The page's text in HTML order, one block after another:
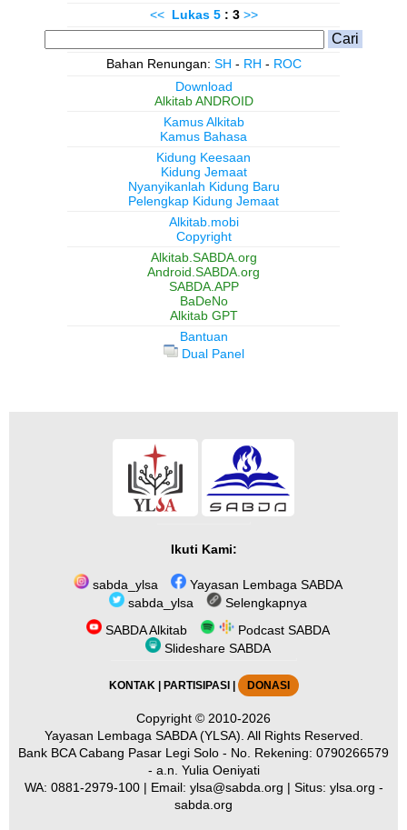
<< Lukas 5 : 3 >>
Bahan Renungan: SH - RH - ROC
Download
Alkitab ANDROID
Kamus Alkitab
Kamus Bahasa
Kidung Keesaan
Kidung Jemaat
Nyanyikanlah Kidung Baru
Pelengkap Kidung Jemaat
Alkitab.mobi
Copyright
Alkitab.SABDA.org
Android.SABDA.org
SABDA.APP
BaDeNo
Alkitab GPT
Bantuan
Dual Panel
Ikuti Kami:
sabda_ylsa
Yayasan Lembaga SABDA
sabda_ylsa
Selengkapnya
SABDA Alkitab
Podcast SABDA
Slideshare SABDA
KONTAK| PARTISIPASI DONASI
Copyright © 2010-2026
Yayasan Lembaga SABDA (YLSA). All Rights Reserved.
Bank BCA Cabang Pasar Legi Solo - No. Rekening: 0790266579
- a.n. Yulia Oeniyati
WA: 0881-2979-100| Email: ylsa@sabda.org | Situs: ylsa.org -
sabda.org